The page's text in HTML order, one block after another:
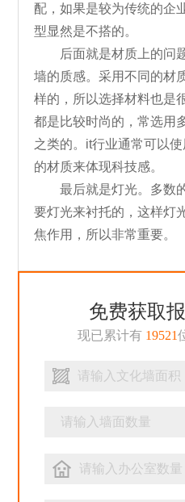
配，如果是较为传统的企
型显然是不搭的。
后面就是材质上的问
墙的质感。采用不同的材
样的，所以选择材料也是
都是比较时尚的，常选用
之类的。it行业通常可以
的材质来体现科技感。
最后就是灯光。多数的
要灯光来衬托的，这样灯
焦作用，所以非常重要。
免费获取
现已累计有 19521